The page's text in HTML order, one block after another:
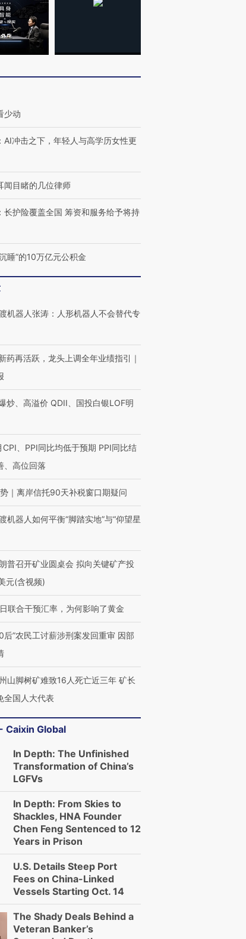
链博
产
【商旅对话】华住集团
少动
： AI冲击之下，年轻人与高学历女性更
闻目睹的几位律师
： 长护险覆盖全国 筹资和服务给予将持
睡”的10万亿元公积金
机器人张涛：人形机器人不会替代专
药再活跃，龙头上调全年业绩指引｜
炒、高溢价 QDII、国投白银LOF明
CPI、PPI同比均低于预期 PPI同比结
、高位回落
｜离岸信托90天补税窗口期疑问
机器人如何平衡“脚踏实地”与“仰望星
普召开矿业圆桌会 拟向关键矿产投
元(含视频)
联合干预汇率，为何影响了黄金
后”农民工讨薪涉刑案发回重审 因部
山脚树矿难致16人死亡近三年 矿长
全国人大代表
Caixin Global
In Depth: The Unfinished
Transformation of China’s
LGFVs
In Depth: From Skies to
Shackles, HNA Founder
Chen Feng Sentenced to 12
Years in Prison
U.S. Details Steep Port
Fees on China-Linked
Vessels Starting Oct. 14
The Shady Deals Behind a
Veteran Banker’s